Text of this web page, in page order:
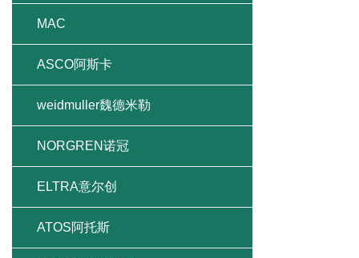
MAC
ASCO阿斯卡
weidmuller魏德米勒
NORGREN诺冠
ELTRA意尔创
ATOS阿托斯